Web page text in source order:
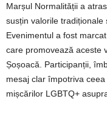
Marșul Normalității a
susțin valorile tradiționale
Evenimentul a fost
care promovează aceste
Șoșoacă. Participanții,
mesaj clar împotriva
mișcărilor LGBTQ+